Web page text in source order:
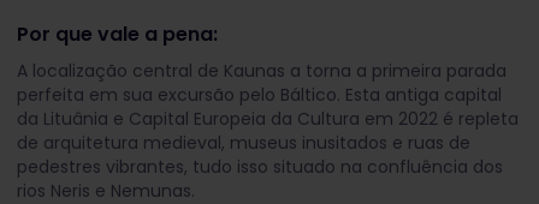
Por que vale a pena:
A localização central de Kaunas a torna a primeira parada
perfeita em sua excursão pelo Báltico. Esta antiga capital
da Lituânia e Capital Europeia da Cultura em 2022 é repleta
de arquitetura medieval, museus inusitados e ruas de
pedestres vibrantes, tudo isso situado na confluência dos
rios Neris e Nemunas.